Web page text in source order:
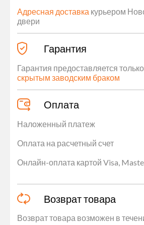
Адресная доставка курьером
двери
Гарантия
Гарантия предоставляется
скрытым заводским браком
Оплата
Наложенный платеж
Оплата на расчетный счет
Онлайн-оплата картой Visa,
Возврат товара
Возврат товара возможен в